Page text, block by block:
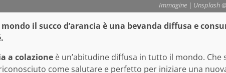
Immagine | Unsplash
il succo d’arancia è una bevanda diffusa e
a colazione è un’abitudine diffusa in tutto il mondo.
come salutare e perfetto per iniziare una